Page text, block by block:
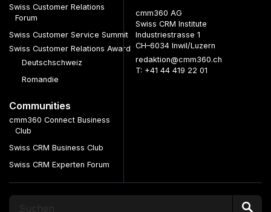
Swiss Customer Relations
Forum
Swiss Customer Service Summit
Swiss Customer Relations Award
Deutschschweiz
Romandie
Communities
cmm360 Connect Business
Club
Swiss CRM Business Club
Swiss CRM Experten Forum
cmm360 AG
Swiss CRM Institute
Industriestrasse 1
CH–6034 Inwil/Luzern
redaktion@cmm360.ch
T: +41 44 419 22 01